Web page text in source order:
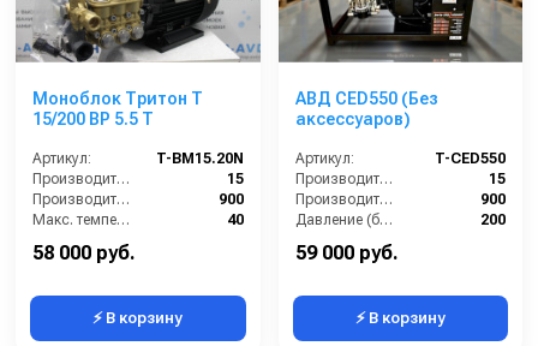
Моноблок Тритон T
15/200 BP 5.5 T
Артикул:
T-BM15.20N
Производительность (л/мин):
15
Производительность (л/ч):
900
Макс. температура воды на входе (°C):
40
Обороты двигателя (об/мин):
58 000 руб.
⚡ В корзину
АВД CED550 (Без
аксессуаров)
Артикул:
T-CED550
Производительность (л/мин):
15
Производительность (л/ч):
900
Давление (бар):
200
Напряжение (В):
59 000 руб.
⚡ В корзину